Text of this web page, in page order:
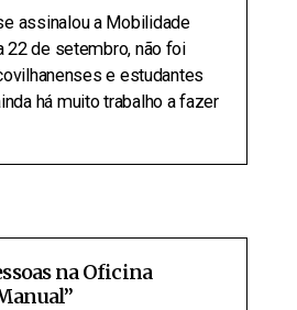
assinalou a Mobilidade
22 de setembro, não foi
e estudantes
há muito trabalho a fazer
na Oficina